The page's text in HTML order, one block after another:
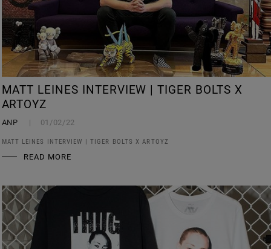
MATT LEINES INTERVIEW | TIGER BOLTS X
ARTOYZ
ANP 01/02/22
MATT LEINES INTERVIEW | TIGER BOLTS X ARTOYZ
READ MORE